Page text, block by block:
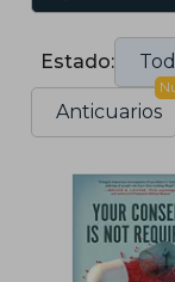
Estado:
Anticuarios